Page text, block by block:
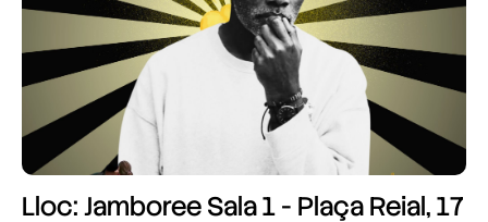
Lloc: Jamboree Sala 1 - Plaça Reial, 17